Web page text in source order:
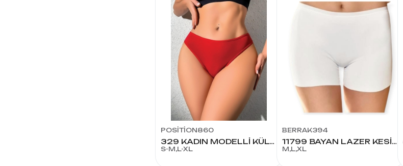
POSİTİON860
329 KADIN MODELLİ KÜLOT
S-M,L-XL
BERRAK394
11799 BAYAN LAZER KESİM BOXER SHORT
M,L,XL